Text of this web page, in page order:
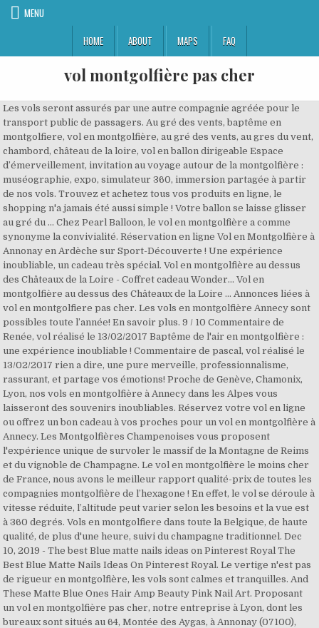
MENU
HOME
ABOUT MAPS FAQ
vol montgolfière pas cher
Les vols seront assurés par une autre compagnie agréée pour le
transport public de passagers. Au gré des vents, baptême en
montgolfiere, vol en montgolfière, au gré des vents, au gres du vent,
chambord, château de la loire, vol en ballon dirigeable Espace
d’émerveillement, invitation au voyage autour de la montgolfière :
muséographie, expo, simulateur 360, immersion partagée à partir
de nos vols. Trouvez et achetez tous vos produits en ligne, le
shopping n'a jamais été aussi simple ! Votre ballon se laisse glisser
au gré du … Chez Pearl Balloon, le vol en montgolfière a comme
synonyme la convivialité. Réservation en ligne Vol en Montgolfière à
Annonay en Ardèche sur Sport-Découverte ! Une expérience
inoubliable, un cadeau très spécial. Vol en montgolfière au dessus
des Châteaux de la Loire - Coffret cadeau Wonder... Vol en
montgolfière au dessus des Châteaux de la Loire ... Annonces liées à
vol en montgolfiere pas cher. Les vols en montgolfière Annecy sont
possibles toute l’année! En savoir plus. 9 / 10 Commentaire de
Renée, vol réalisé le 13/02/2017 Baptême de l'air en montgolfière :
une expérience inoubliable ! Commentaire de pascal, vol réalisé le
13/02/2017 rien a dire, une pure merveille, professionnalisme,
rassurant, et partage vos émotions! Proche de Genève, Chamonix,
Lyon, nos vols en montgolfière à Annecy dans les Alpes vous
laisseront des souvenirs inoubliables. Réservez votre vol en ligne
ou offrez un bon cadeau à vos proches pour un vol en montgolfière à
Annecy. Les Montgolfières Champenoises vous proposent
l'expérience unique de survoler le massif de la Montagne de Reims
et du vignoble de Champagne. Le vol en montgolfière le moins cher
de France, nous avons le meilleur rapport qualité-prix de toutes les
compagnies montgolfière de l’hexagone ! En effet, le vol se déroule à
vitesse réduite, l’altitude peut varier selon les besoins et la vue est
à 360 degrés. Vols en montgolfiere dans toute la Belgique, de haute
qualité, de plus d'une heure, suivi du champagne traditionnel. Dec
10, 2019 - The best Blue matte nails ideas on Pinterest Royal The
Best Blue Matte Nails Ideas On Pinterest Royal. Le vertige n'est pas
de rigueur en montgolfière, les vols sont calmes et tranquilles. And
These Matte Blue Ones Hair Amp Beauty Pink Nail Art. Proposant
un vol en montgolfière pas cher, notre entreprise à Lyon, dont les
bureaux sont situés au 64, Montée des Aygas, à Annonay (07100),